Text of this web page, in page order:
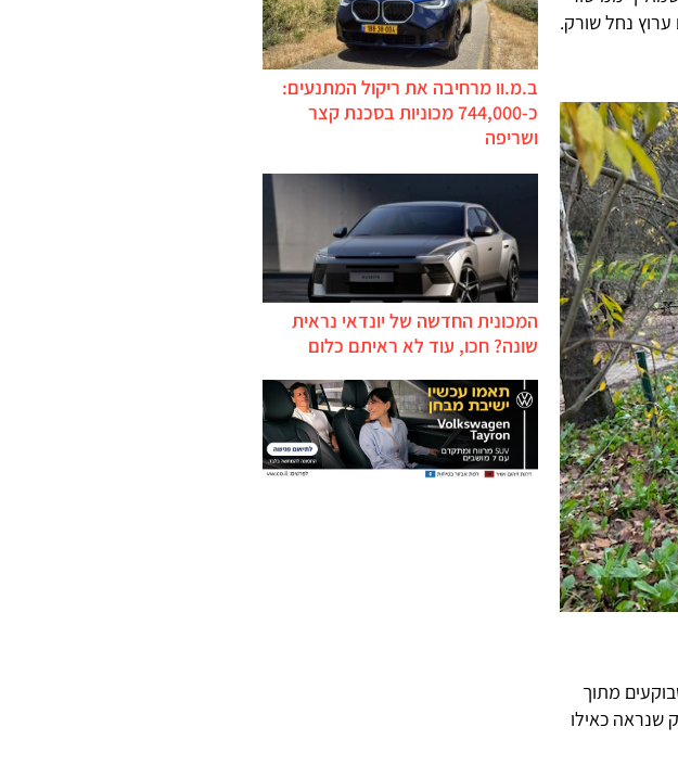
נחל שורק.
מתוך
שנראה כאילו
ב.מ.וו מרחיבה את ריקול המתנעים:
כ-744,000 מכוניות בסכנת קצר
ושריפה
המכונית החדשה של יונדאי נראית
שונה? חכו, עוד לא ראיתם כלום